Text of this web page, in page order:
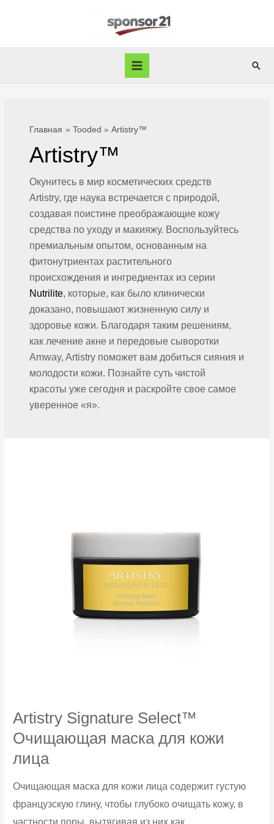
Main
Главная Tooded Artistry™
Artistry™
Окунитесь в мир косметических средств
Artistry, где наука встречается с природой,
создавая поистине преображающие кожу
средства по уходу и макияжу. Воспользуйтесь
премиальным опытом, основанным на
фитонутриентах растительного
происхождения и ингредиентах из серии
Nutrilite, которые, как было клинически
доказано, повышают жизненную силу и
здоровье кожи. Благодаря таким решениям,
как лечение акне и передовые сыворотки
Amway, Artistry поможет вам добиться сияния и
молодости кожи. Познайте суть чистой
красоты уже сегодня и раскройте свое самое
уверенное «я».
Artistry Signature Select™
Очищающая маска для кожи
лица
Очищающая маска для кожи лица содержит густую
французскую глину, чтобы глубоко очищать кожу, в
частности поры, вытягивая из них как...